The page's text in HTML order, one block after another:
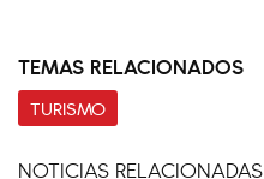
TEMAS RELACIONADOS
TURISMO
NOTICIAS RELACIONADAS